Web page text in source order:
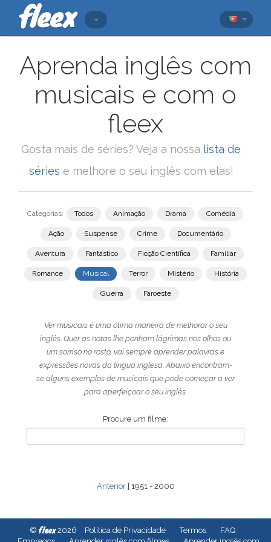
Aprenda inglês com
musicais e com o
fleex
Gosta mais de séries? Veja a nossa lista de
séries e melhore o seu inglês com elas!
Categorias: Todos Animação Drama Comédia
Ação Suspense Crime Documentário
Aventura Fantástico Ficção Científica Familiar
Romance Musical Terror Mistério História
Guerra Faroeste
Ver musicais é uma ótima maneira de melhorar o seu
inglês. Quer as notas lhe ponham lágrimas nos olhos ou
um sorriso no rosto, vai sempre aprender palavras e
expressões novas da língua inglesa. Abaixo encontram-
se alguns exemplos de musicais que pode começar a ver
para aperfeiçoar o seu inglês.
Procure um filme:
Anterior| 1951 - 2000
© fleex2026 Política de Privacidade Termos
FAQ